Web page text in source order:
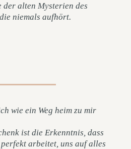
der alten Mysterien des
niemals aufhört.
wie ein Weg heim zu mir
ist die Erkenntnis, dass
arbeitet, uns auf alles